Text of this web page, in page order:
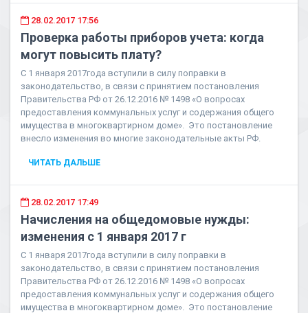
28.02.2017 17:56
Проверка работы приборов учета: когда
могут повысить плату?
С 1 января 2017года вступили в силу поправки в
законодательство, в связи с принятием постановления
Правительства РФ от 26.12.2016 № 1498 «О вопросах
предоставления коммунальных услуг и содержания общего
имущества в многоквартирном доме». Это постановление
внесло изменения во многие законодательные акты РФ.
ЧИТАТЬ ДАЛЬШЕ
28.02.2017 17:49
Начисления на общедомовые нужды:
изменения с 1 января 2017 г
С 1 января 2017года вступили в силу поправки в
законодательство, в связи с принятием постановления
Правительства РФ от 26.12.2016 № 1498 «О вопросах
предоставления коммунальных услуг и содержания общего
имущества в многоквартирном доме». Это постановление